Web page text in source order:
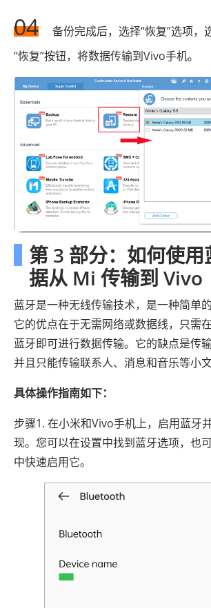
04
备份完成后，选择“恢复”选项，
“恢复”按钮，将数据传输到Vivo手机。
第 3 部分：如何使
据从 Mi 传输到 Vivo
蓝牙是一种无线传输技术，是一种简单
它的优点在于无需网络或数据线，只需
蓝牙即可进行数据传输。它的缺点是传
并且只能传输联系人、消息和音乐等小文
具体操作指南如下：
步骤1. 在小米和Vivo手机上，启用蓝牙
现。您可以在设置中找到蓝牙选项，也
中快速启用它。